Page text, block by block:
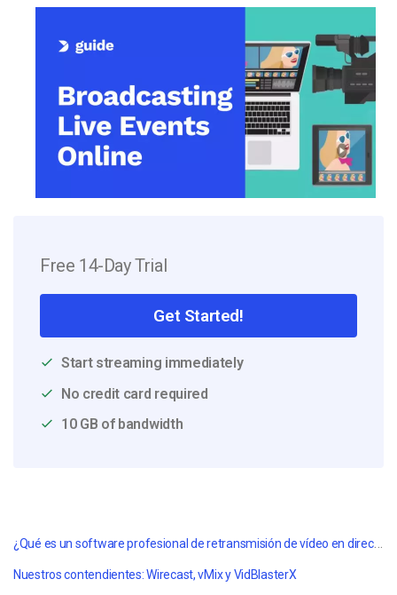
Free 14-Day Trial
Get Started!
Start streaming immediately
No credit card required
10 GB of bandwidth
¿Qué es un software profesional de retransmisión de vídeo en directo?
Nuestros contendientes: Wirecast, vMix y VidBlasterX